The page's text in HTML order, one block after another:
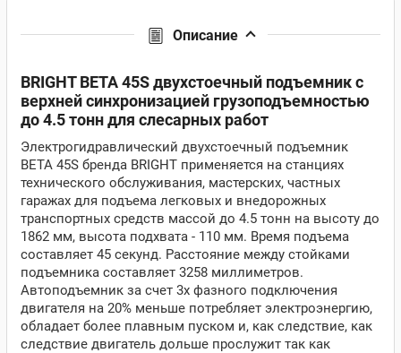
Описание
BRIGHT BETA 45S двухстоечный подъемник с
верхней синхронизацией грузоподъемностью
до 4.5 тонн для слесарных работ
Электрогидравлический двухстоечный подъемник
BETA 45S бренда BRIGHT применяется на станциях
технического обслуживания, мастерских, частных
гаражах для подъема легковых и внедорожных
транспортных средств массой до 4.5 тонн на высоту до
1862 мм, высота подхвата - 110 мм. Время подъема
составляет 45 секунд. Расстояние между стойками
подъемника составляет 3258 миллиметров.
Автоподъемник за счет 3х фазного подключения
двигателя на 20% меньше потребляет электроэнергию,
обладает более плавным пуском и, как следствие, как
следствие двигатель дольше прослужит так как